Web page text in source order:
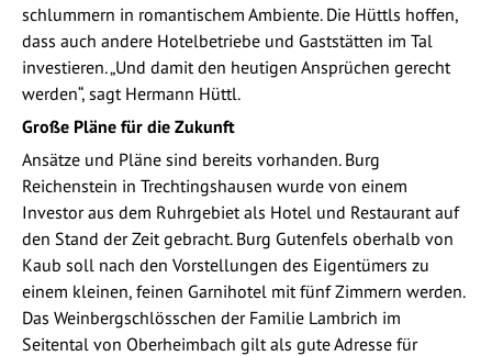
schlummern in romantischem Ambiente. Die Hüttls hoffen,
dass auch andere Hotelbetriebe und Gaststätten im Tal
investieren. „Und damit den heutigen Ansprüchen gerecht
werden“, sagt Hermann Hüttl.
Große Pläne für die Zukunft
Ansätze und Pläne sind bereits vorhanden. Burg
Reichenstein in Trechtingshausen wurde von einem
Investor aus dem Ruhrgebiet als Hotel und Restaurant auf
den Stand der Zeit gebracht. Burg Gutenfels oberhalb von
Kaub soll nach den Vorstellungen des Eigentümers zu
einem kleinen, feinen Garnihotel mit fünf Zimmern werden.
Das Weinbergschlösschen der Familie Lambrich im
Seitental von Oberheimbach gilt als gute Adresse für